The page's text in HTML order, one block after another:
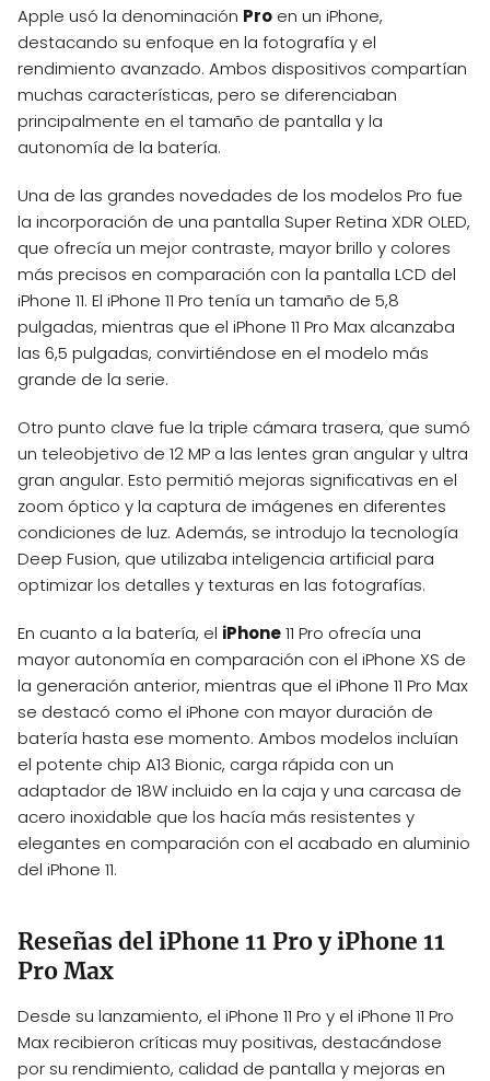
Apple usó la denominación Pro en un iPhone,
destacando su enfoque en la fotografía y el
rendimiento avanzado. Ambos dispositivos compartían
muchas características, pero se diferenciaban
principalmente en el tamaño de pantalla y la
autonomía de la batería.
Una de las grandes novedades de los modelos Pro fue
la incorporación de una pantalla Super Retina XDR OLED,
que ofrecía un mejor contraste, mayor brillo y colores
más precisos en comparación con la pantalla LCD del
iPhone 11. El iPhone 11 Pro tenía un tamaño de 5,8
pulgadas, mientras que el iPhone 11 Pro Max alcanzaba
las 6,5 pulgadas, convirtiéndose en el modelo más
grande de la serie.
Otro punto clave fue la triple cámara trasera, que sumó
un teleobjetivo de 12 MP a las lentes gran angular y ultra
gran angular. Esto permitió mejoras significativas en el
zoom óptico y la captura de imágenes en diferentes
condiciones de luz. Además, se introdujo la tecnología
Deep Fusion, que utilizaba inteligencia artificial para
optimizar los detalles y texturas en las fotografías.
En cuanto a la batería, el iPhone11 Pro ofrecía una
mayor autonomía en comparación con el iPhone XS de
la generación anterior, mientras que el iPhone 11 Pro Max
se destacó como el iPhone con mayor duración de
batería hasta ese momento. Ambos modelos incluían
el potente chip A13 Bionic, carga rápida con un
adaptador de 18W incluido en la caja y una carcasa de
acero inoxidable que los hacía más resistentes y
elegantes en comparación con el acabado en aluminio
del iPhone 11.
Reseñas del iPhone 11 Pro y iPhone 11
Pro Max
Desde su lanzamiento, el iPhone 11 Pro y el iPhone 11 Pro
Max recibieron críticas muy positivas, destacándose
por su rendimiento, calidad de pantalla y mejoras en